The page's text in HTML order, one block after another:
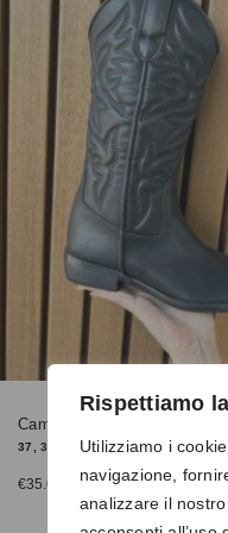
Rispettiamo
Utilizziamo i
navigazione,
analizzare il nostro
Camperos 4760 nero
37, 38
€35.00